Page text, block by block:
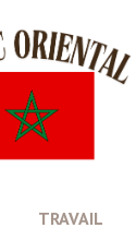
TRAVAIL